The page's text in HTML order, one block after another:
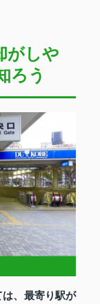
がしや
ろう
、最寄り駅が